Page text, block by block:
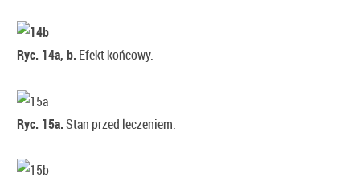
Ryc. 14a, b.Efekt końcowy.
Ryc. 15a.Stan przed leczeniem.